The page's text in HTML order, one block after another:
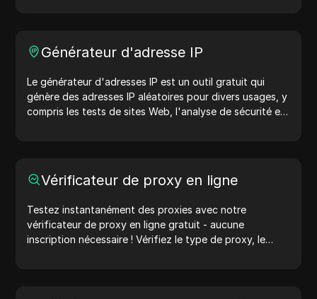
Générateur d'adresse IP
Le générateur d'adresses IP est un outil gratuit qui
génère des adresses IP aléatoires pour divers usages, y
compris les tests de sites Web, l'analyse de sécurité et
géolocalisation, les vérifications de confidentialité, et
votre processus de développement : générez des
adresses IP maintenant !
Vérificateur de proxy en ligne
Testez instantanément des proxies avec notre
vérificateur de proxy en ligne gratuit - aucune
inscription nécessaire ! Vérifiez le type de proxy, le